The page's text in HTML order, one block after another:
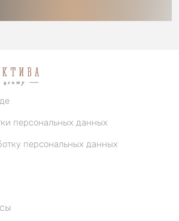
персональных данных
персональных данных